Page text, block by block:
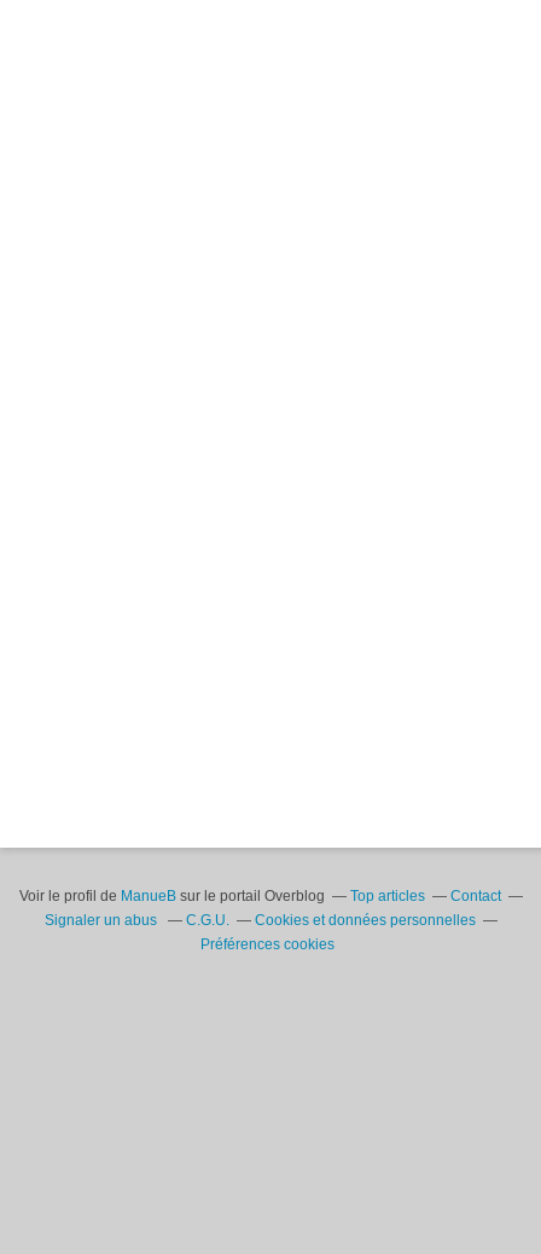
Voir le profil de ManueBsur le portail Overblog Top articles
Contact
Signaler un abus
C.G.U.
Cookies et données personnelles
Préférences cookies